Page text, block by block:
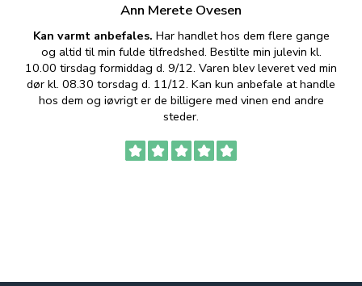
Ann Merete Ovesen
Kan varmt anbefales. Har handlet hos dem flere gange
og altid til min fulde tilfredshed. Bestilte min julevin kl.
10.00 tirsdag formiddag d. 9/12. Varen blev leveret ved min
dør kl. 08.30 torsdag d. 11/12. Kan kun anbefale at handle
hos dem og iøvrigt er de billigere med vinen end andre
steder.